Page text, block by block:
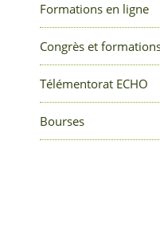
Formations en ligne
Congrès et
Télémentorat ECHO
Bourses